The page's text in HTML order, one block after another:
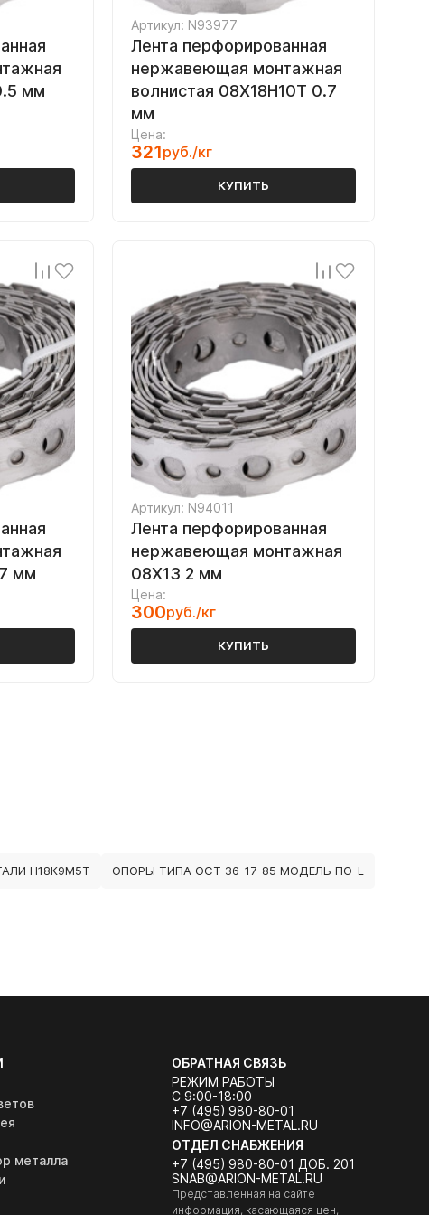
мм
Артикул: N93977
Лента перфорированная
нержавеющая монтажная
волнистая 08Х18Н10Т 0.7
мм
Цена:
321руб./кг
КУПИТЬ
мм
Артикул: N94011
Лента перфорированная
нержавеющая монтажная
08Х13 2 мм
Цена:
300руб./кг
КУПИТЬ
Н18К9М5Т ОПОРЫ ТИПА ОСТ 36-17-85 МОДЕЛЬ ПО-L
металла
ОБРАТНАЯ СВЯЗЬ
РЕЖИМ РАБОТЫ
С 9:00-18:00
+7 (495) 980-80-01
INFO@ARION-METAL.RU
ОТДЕЛ СНАБЖЕНИЯ
+7 (495) 980-80-01 ДОБ. 201
SNAB@ARION-METAL.RU
Представленная на сайте
информация, касающаяся цен,